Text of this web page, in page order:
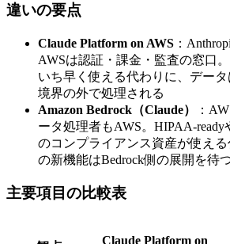
違いの要点
Claude Platform on AWS ：
AWSは認証・課金・監査の窓口
いち早く使える代わりに、デー
境界の外で処理される
Amazon Bedrock（Claude）
：
ータ処理者もAWS。HIPAA-ready
のコンプライアンス資産が使え
の新機能はBedrock側の展開を待
主要項目の比較表
Claude Platform on